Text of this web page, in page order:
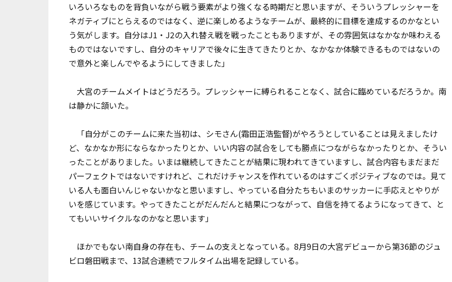
いろいろなものを背負いながら戦う要素がより強くなる時期だと思いますが、そういうプレッシャーを
ネガティブにとらえるのではなく、逆に楽しめるようなチームが、最終的に目標を達成するのかなとい
う気がします。自分はJ1・J2の入れ替え戦を戦ったこともありますが、その雰囲気はなかなか味わえる
ものではないですし、自分のキャリアで後々に生きてきたりとか、なかなか体験できるものではないの
で意外と楽しんでやるようにしてきました」
大宮のチームメイトはどうだろう。プレッシャーに縛られることなく、試合に臨めているだろうか。南
は静かに頷いた。
「自分がこのチームに来た当初は、シモさん(霜田正浩監督)がやろうとしていることは見えましたけ
ど、なかなか形にならなかったりとか、いい内容の試合をしても勝点につながらなかったりとか、そうい
ったことがありました。いまは継続してきたことが結果に現われてきていますし、試合内容もまだまだ
パーフェクトではないですけれど、これだけチャンスを作れているのはすごくポジティブなのでは。見て
いる人も面白いんじゃないかなと思いますし、やっている自分たちもいまのサッカーに手応えとやりが
いを感じています。やってきたことがだんだんと結果につながって、自信を持てるようになってきて、と
てもいいサイクルなのかなと思います」
ほかでもない南自身の存在も、チームの支えとなっている。8月9日の大宮デビューから第36節のジュ
ビロ磐田戦まで、13試合連続でフルタイム出場を記録している。